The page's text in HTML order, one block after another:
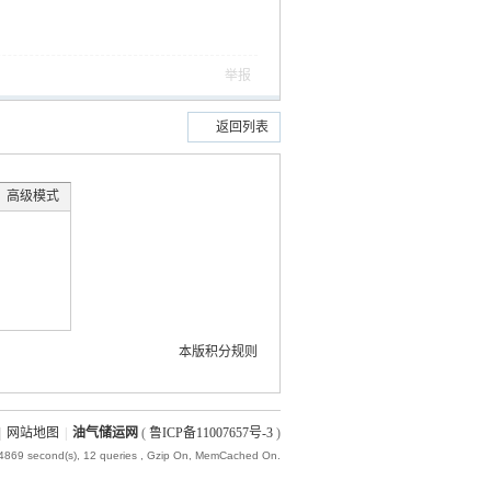
举报
返回列表
高级模式
本版积分规则
网站地图 油气储运网 ( 鲁ICP备11007657号-3 )
second(s), 12 queries , Gzip On, MemCached On.